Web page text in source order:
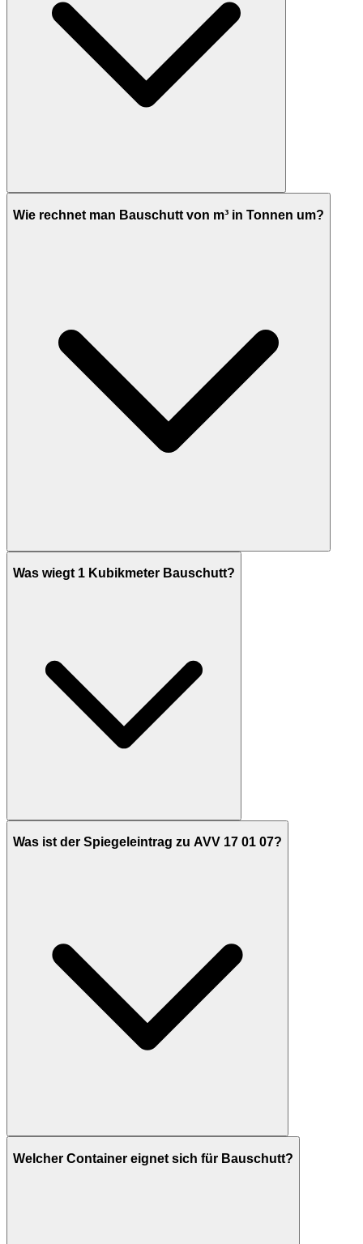
Wie rechnet man Bauschutt von m³ in Tonnen um?
Was wiegt 1 Kubikmeter Bauschutt?
Was ist der Spiegeleintrag zu AVV 17 01 07?
Welcher Container eignet sich für Bauschutt?